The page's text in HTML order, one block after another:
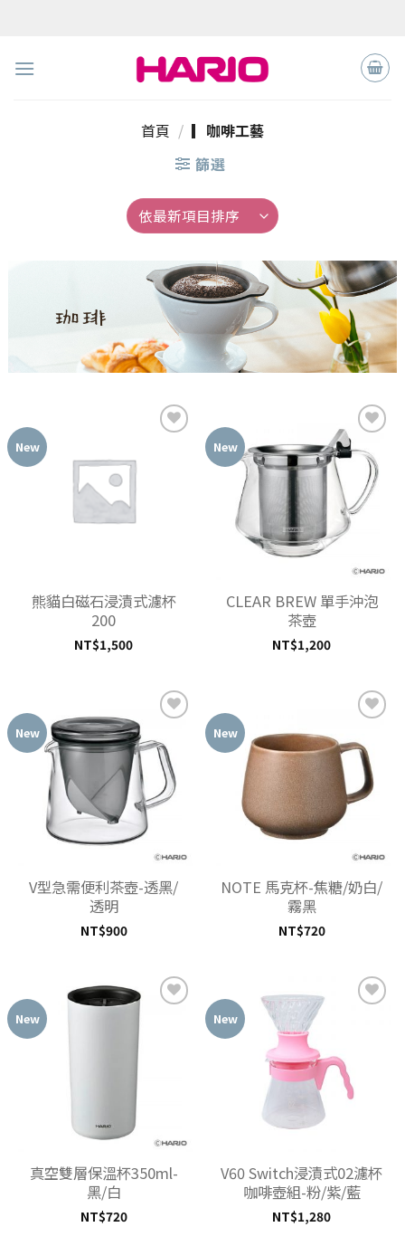
首頁 / ▎咖啡工藝
篩選
New
熊貓白磁石浸漬式濾杯
200
NT$1,500
New
「願
望清
單」
CLEAR BREW 單手沖泡
茶壺
NT$1,200
New
「願
望清
單」
V型急需便利茶壺-透黑/
透明
NT$900
New
「願
望清
單」
NOTE 馬克杯-焦糖/奶白/
霧黑
NT$720
New
真空雙層保溫杯350ml-
黑/白
NT$720
New
V60 Switch浸漬式02濾杯
咖啡壺組-粉/紫/藍
NT$1,280